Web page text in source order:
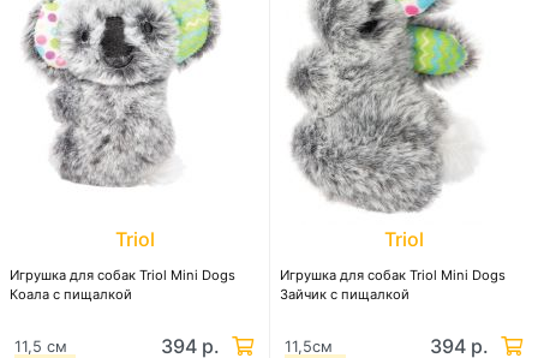
Triol
Игрушка для собак Triol Mini Dogs
Коала с пищалкой
11,5 см 394 р.
Triol
Игрушка для собак Triol Mini Dogs
Зайчик с пищалкой
11,5см 394 р.